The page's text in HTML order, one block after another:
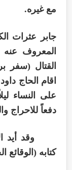
مع غيره.
جابر عثرات
المعروف
القتال (سفر
اقام الحاج
على النساء
دفعاً للاحراج
وقد أيد
كتابه (الوقائع